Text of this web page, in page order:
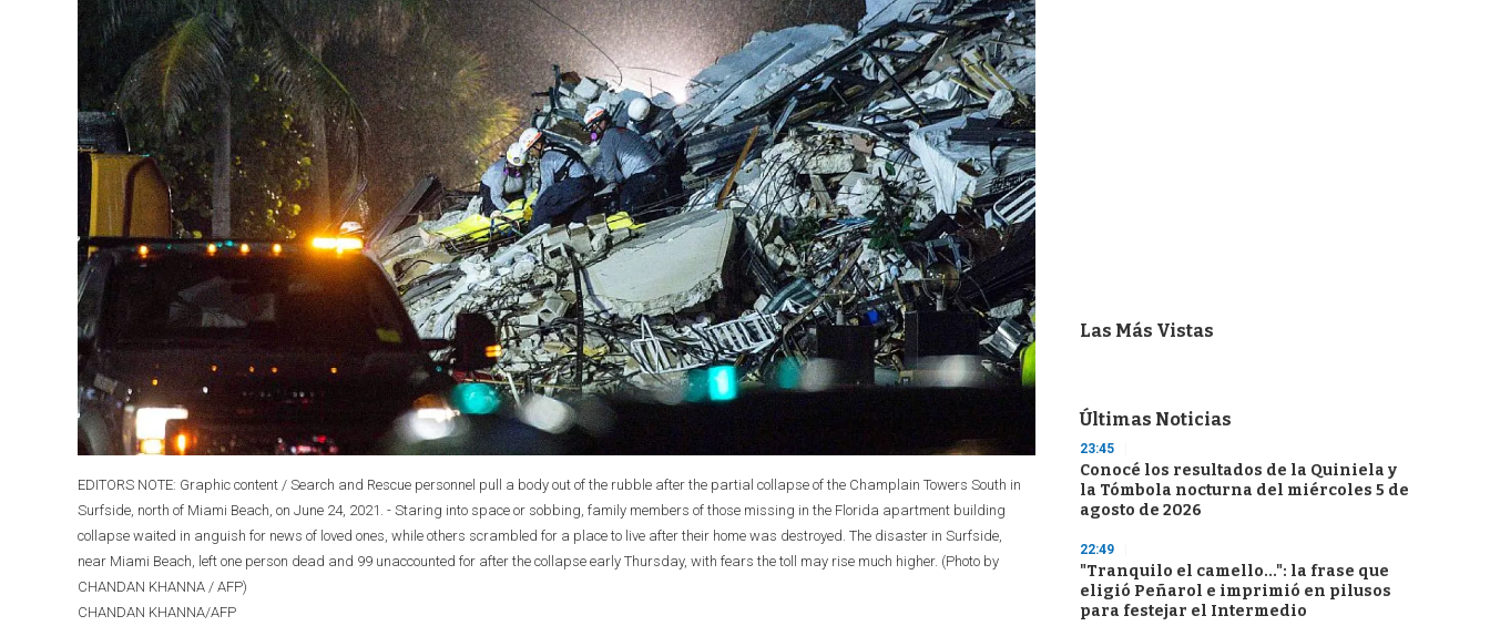
EDITORS NOTE: Graphic content / Search and Rescue personnel pull a body out of the rubble after the partial collapse of the Champlain Towers South in
Surfside, north of Miami Beach, on June 24, 2021. - Staring into space or sobbing, family members of those missing in the Florida apartment building
collapse waited in anguish for news of loved ones, while others scrambled for a place to live after their home was destroyed. The disaster in Surfside,
near Miami Beach, left one person dead and 99 unaccounted for after the collapse early Thursday, with fears the toll may rise much higher. (Photo by
CHANDAN KHANNA / AFP)
CHANDAN KHANNA/AFP
Las Más Vistas
Últimas Noticias
23:45
Conocé los resultados de la Quiniela y
la Tómbola nocturna del miércoles 5 de
agosto de 2026
22:49
"Tranquilo el camello...": la frase que
eligió Peñarol e imprimió en pilusos
para festejar el Intermedio